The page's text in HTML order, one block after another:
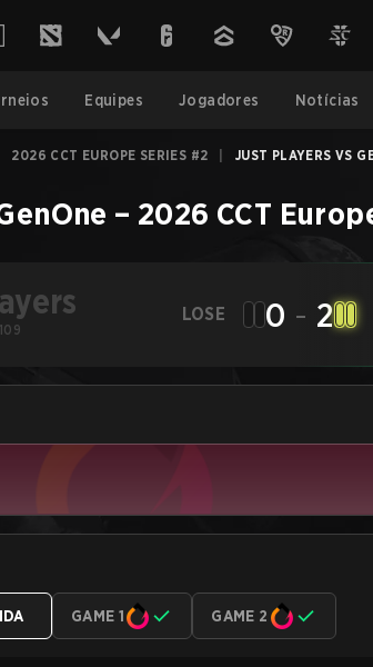
Equipes Jogadores Notícias
2026 CCT EUROPE SERIES #2 JUST PLAYERS VS
– 2026 CCT
LOSE 0 - 2
GAME 1 GAME 2